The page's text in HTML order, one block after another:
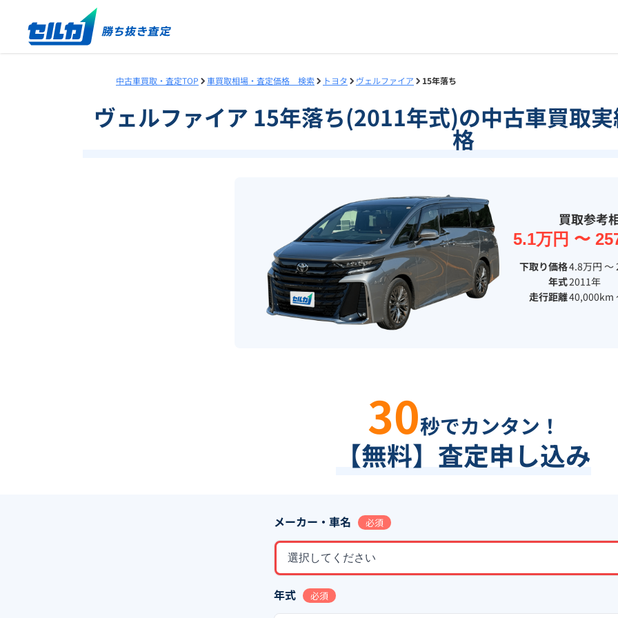
中古車買取・査定TOP 車買取相場・査定価格 検索 トヨタ ヴェルファイア 15年落ち
ヴェルファイア 15年落ち(2011年式)の中古車買取
格
買取参考
5.1万円 〜
下取り価格4.8万円 〜
年式2011年
走行距離40,000km
30秒でカンタン！
【無料】査定申し込み
メーカー・車名 必須
選択してください
年式 必須